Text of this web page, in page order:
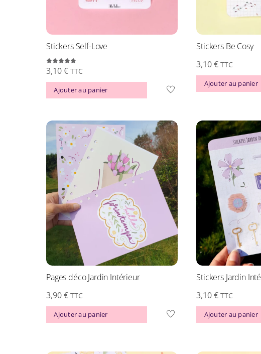
la
du
Stickers Self-Love
Note
5.00
3,10€ TTC
Ajouter au panier
Stickers Be Cosy
3,10€ TTC
Ajouter au panier
Pages déco Jardin Intérieur
3,90€ TTC
Ajouter au panier
Stickers Jardin
3,10€ TTC
Ajouter au panier